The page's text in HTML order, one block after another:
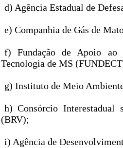
d) Agência Estadual de
e) Companhia de Gás de
f) Fundação de Apoio ao
Tecnologia de MS
g) Instituto de Meio
h) Consórcio
(BRV);
i) Agência de